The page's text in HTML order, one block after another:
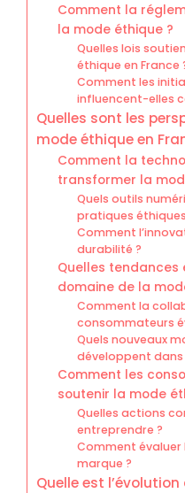
Comment la
la mode éthique ?
Quelles lois
éthique en France
Comment les
influencent-elles
Quelles sont les
mode éthique en
Comment la
transformer la
Quels outils
pratiques
Comment
durabilité ?
Quelles
domaine de la
Comment la
consommateurs
Quels nouveaux
développent
Comment les
soutenir la mode
Quelles actions
entreprendre ?
Comment évaluer
marque ?
Quelle est